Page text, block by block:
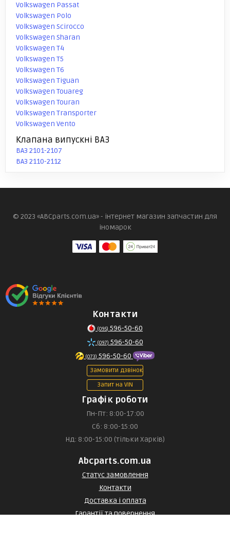
Volkswagen Passat
Volkswagen Polo
Volkswagen Scirocco
Volkswagen Sharan
Volkswagen T4
Volkswagen T5
Volkswagen T6
Volkswagen Tiguan
Volkswagen Touareg
Volkswagen Touran
Volkswagen Transporter
Volkswagen Vento
Клапана випускні ВАЗ
ВАЗ 2101-2107
ВАЗ 2110-2112
© 2023 «ABCparts.com.ua» - інтернет магазин запчастин для
іномарок
Контакти
(095) 596-50-60
(097) 596-50-60
(073) 596-50-60
Замовити дзвінок
Запит на VIN
Графік роботи
Пн-Пт: 8:00-17:00
Сб: 8:00-15:00
Нд: 8:00-15:00 (тільки Харків)
Abcparts.com.ua
Статус замовлення
Контакти
Доставка і оплата
Гарантії та повернення